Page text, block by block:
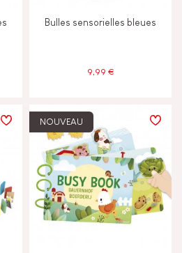
Bulles sensorielles bleues
9,99 €
NOUVEAU